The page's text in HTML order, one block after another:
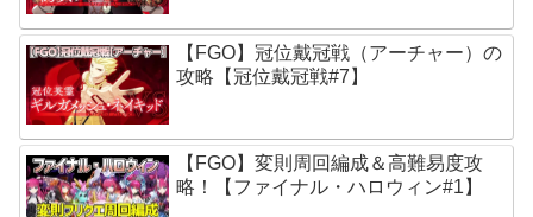
【FGO】冠位戴冠戦（アーチャー）の
攻略【冠位戴冠戦#7】
【FGO】変則周回編成＆高難易度攻
略！【ファイナル・ハロウィン#1】